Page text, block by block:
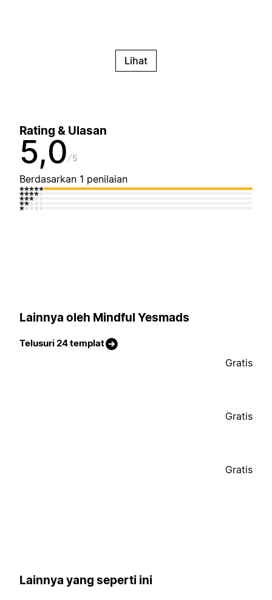
Lihat
Rating & Ulasan
5,0 5
Berdasarkan 1 penilaian
Lainnya oleh Mindful Yesmads
Telusuri 24 templat
Gratis
Gratis
Gratis
Lainnya yang seperti ini